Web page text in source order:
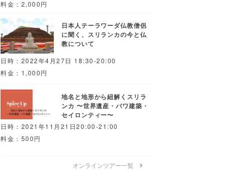
料金：2,000円
日本人テーラワーダ仏教僧侶
に聞く、スリランカの今と仏
教について
日時：2022年4月27日 18:30-20:00
料金：1,000円
地名と地形から紐解くスリラ
ンカ 〜世界遺産・バワ建築・
セイロンティー〜
日時：2021年11月21日20:00-21:00
料金：500円
オンラインツアー一覧